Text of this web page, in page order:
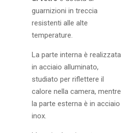
guarnizioni in treccia
resistenti alle alte
temperature.
La parte interna è realizzata
in acciaio alluminato,
studiato per riflettere il
calore nella camera, mentre
la parte esterna è in acciaio
inox.